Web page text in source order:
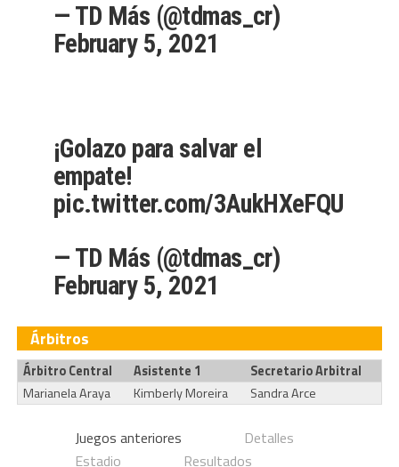
— TD Más (@tdmas_cr)
February 5, 2021
¡Golazo para salvar el
empate!
pic.twitter.com/3AukHXeFQU
— TD Más (@tdmas_cr)
February 5, 2021
Árbitros
Árbitro Central Asistente 1
Secretario Arbitral
Marianela Araya
Kimberly Moreira Sandra Arce
Juegos anteriores
Detalles
Estadio
Resultados